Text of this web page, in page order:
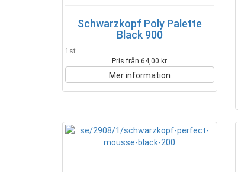
Schwarzkopf Poly Palette
Black 900
1st
Pris från 64,00 kr
Mer information